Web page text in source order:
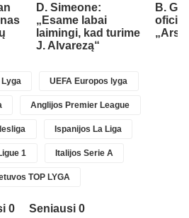
D. Simeone:
„Esame labai
laimingi, kad turime
J. Alvarezą“
B.
UEFA Europos lyga
Anglijos Premier League
Ispanijos La Liga
1 Italijos Serie A
TOP LYGA
0
Seniausi 0